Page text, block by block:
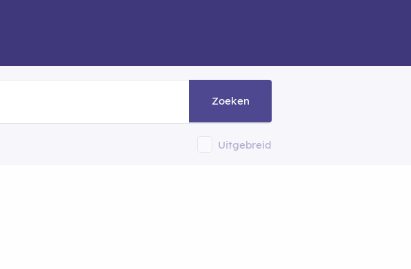
Zoeken
Uitgebreid